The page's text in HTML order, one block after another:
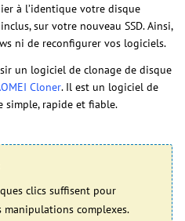
à l’identique votre disque
sur votre nouveau SSD. Ainsi,
ni de reconfigurer vos logiciels.
un logiciel de clonage de disque
Cloner. Il est un logiciel de
simple, rapide et fiable.
clics suffisent pour
manipulations complexes.